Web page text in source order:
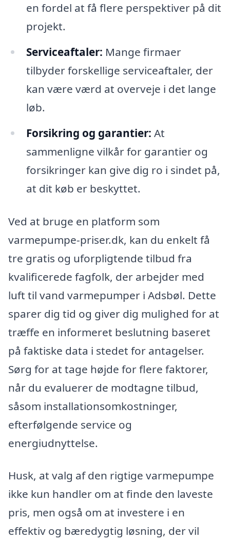
en fordel at få flere perspektiver på dit
projekt.
Serviceaftaler: Mange firmaer
tilbyder forskellige serviceaftaler, der
kan være værd at overveje i det lange
løb.
Forsikring og garantier: At
sammenligne vilkår for garantier og
forsikringer kan give dig ro i sindet på,
at dit køb er beskyttet.
Ved at bruge en platform som
varmepumpe-priser.dk, kan du enkelt få
tre gratis og uforpligtende tilbud fra
kvalificerede fagfolk, der arbejder med
luft til vand varmepumper i Adsbøl. Dette
sparer dig tid og giver dig mulighed for at
træffe en informeret beslutning baseret
på faktiske data i stedet for antagelser.
Sørg for at tage højde for flere faktorer,
når du evaluerer de modtagne tilbud,
såsom installationsomkostninger,
efterfølgende service og
energiudnyttelse.
Husk, at valg af den rigtige varmepumpe
ikke kun handler om at finde den laveste
pris, men også om at investere i en
effektiv og bæredygtig løsning, der vil